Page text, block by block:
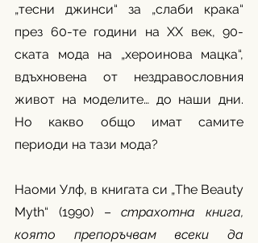
„тесни джинси“ за „слаби крака“
през 60-те години на XX век, 90-
ската мода на „хероинова мацка“,
вдъхновена от нездравословния
живот на моделите… до наши дни.
Но какво общо имат самите
периоди на тази мода?
Наоми Улф, в книгата си „The Beauty
Myth“ (1990) – страхотна книга,
която препоръчвам всеки да